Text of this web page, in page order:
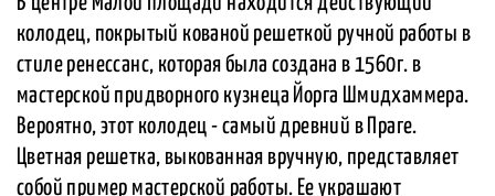
колодец, покрытый кованой решеткой ручной работы в
стиле ренессанс, которая была создана в 1560г. в
мастерской придворного кузнеца Йорга Шмидхаммера.
Вероятно, этот колодец - самый древний в Праге.
Цветная решетка, выкованная вручную, представляет
собой пример мастерской работы. Ее украшают